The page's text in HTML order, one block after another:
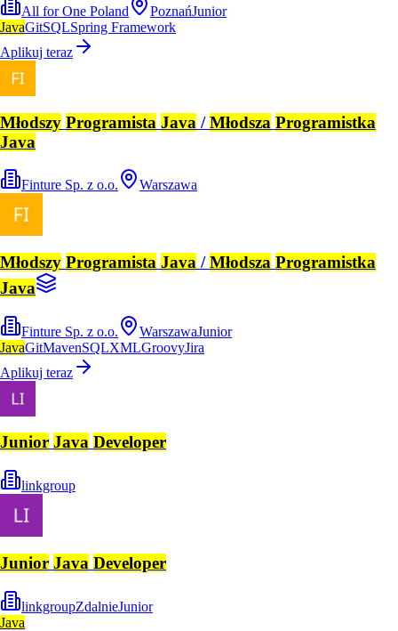
All for One Poland PoznańJunior
JavaGitSQLSpring Framework
Aplikuj teraz
Młodszy Programista Java /Młodsza Programistka
Java
Finture Sp. z o.o. Warszawa
Młodszy Programista Java /Młodsza Programistka
Java
Finture Sp. z o.o. WarszawaJunior
JavaGitMavenSQLXMLGroovyJira
Aplikuj teraz
Junior Java Developer
linkgroup
Junior Java Developer
linkgroupZdalnieJunior
Java